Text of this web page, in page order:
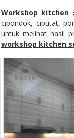
Workshop kitchen
cipondok, ciputat,
untuk melihat hasil
workshop kitchen